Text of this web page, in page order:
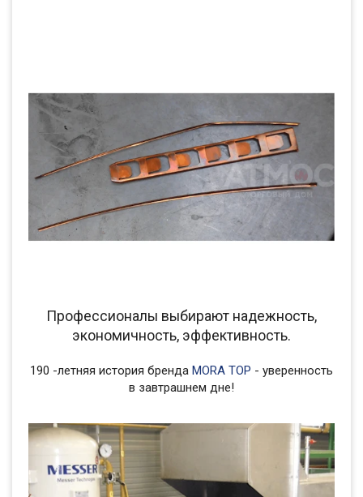
Профессионалы выбирают надежность,
экономичность, эффективность.
190 -летняя история бренда MORA TOP - уверенность
в завтрашнем дне!